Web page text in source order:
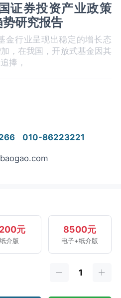
证券投资产业政策
研究报告
金行业呈现出稳定的增长态
，在我国，开放式基金因其
捧，
010-86223221
元
纸介版
8500元
电子+纸介版